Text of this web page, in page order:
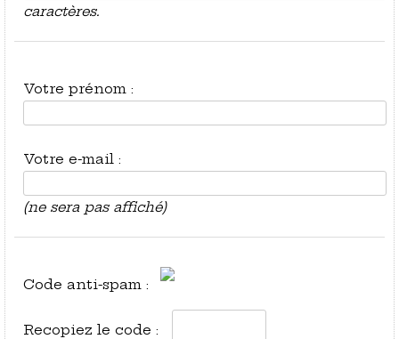
caractères.
Votre prénom :
Votre e-mail :
(ne sera pas affiché)
Code anti-spam :
Recopiez le code :